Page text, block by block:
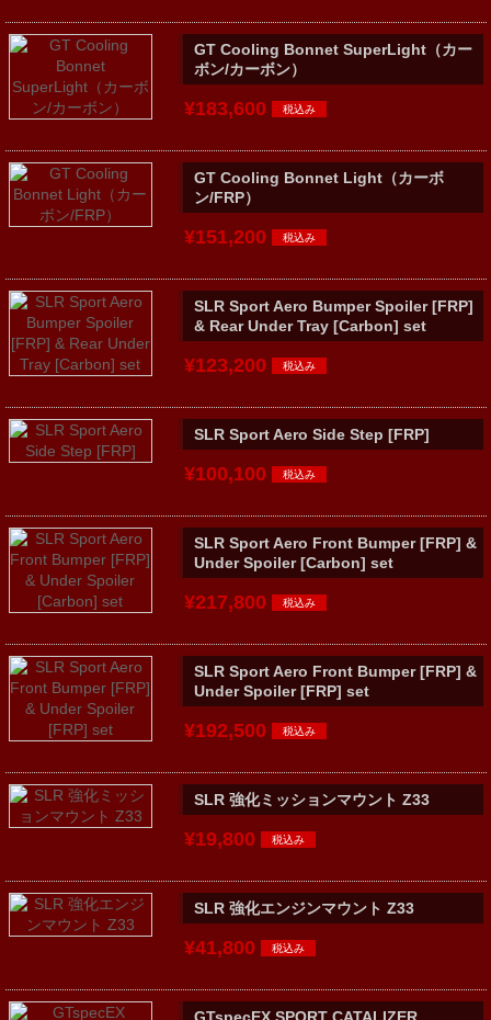
GT Cooling Bonnet SuperLight（カー
ボン/カーボン）
¥183,600
GT Cooling Bonnet Light（カーボ
ン/FRP）
¥151,200
SLR Sport Aero Bumper Spoiler [FRP]
& Rear Under Tray [Carbon] set
¥123,200
SLR Sport Aero Side Step [FRP]
¥100,100
SLR Sport Aero Front Bumper [FRP] &
Under Spoiler [Carbon] set
¥217,800
SLR Sport Aero Front Bumper [FRP] &
Under Spoiler [FRP] set
¥192,500
SLR 強化ミッションマウント Z33
¥19,800
SLR 強化エンジンマウント Z33
¥41,800